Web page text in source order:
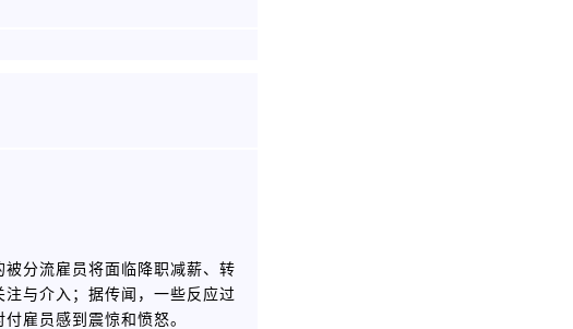
分流雇员将面临降职减薪、转
与介入；据传闻，一些反应过
雇员感到震惊和愤怒。